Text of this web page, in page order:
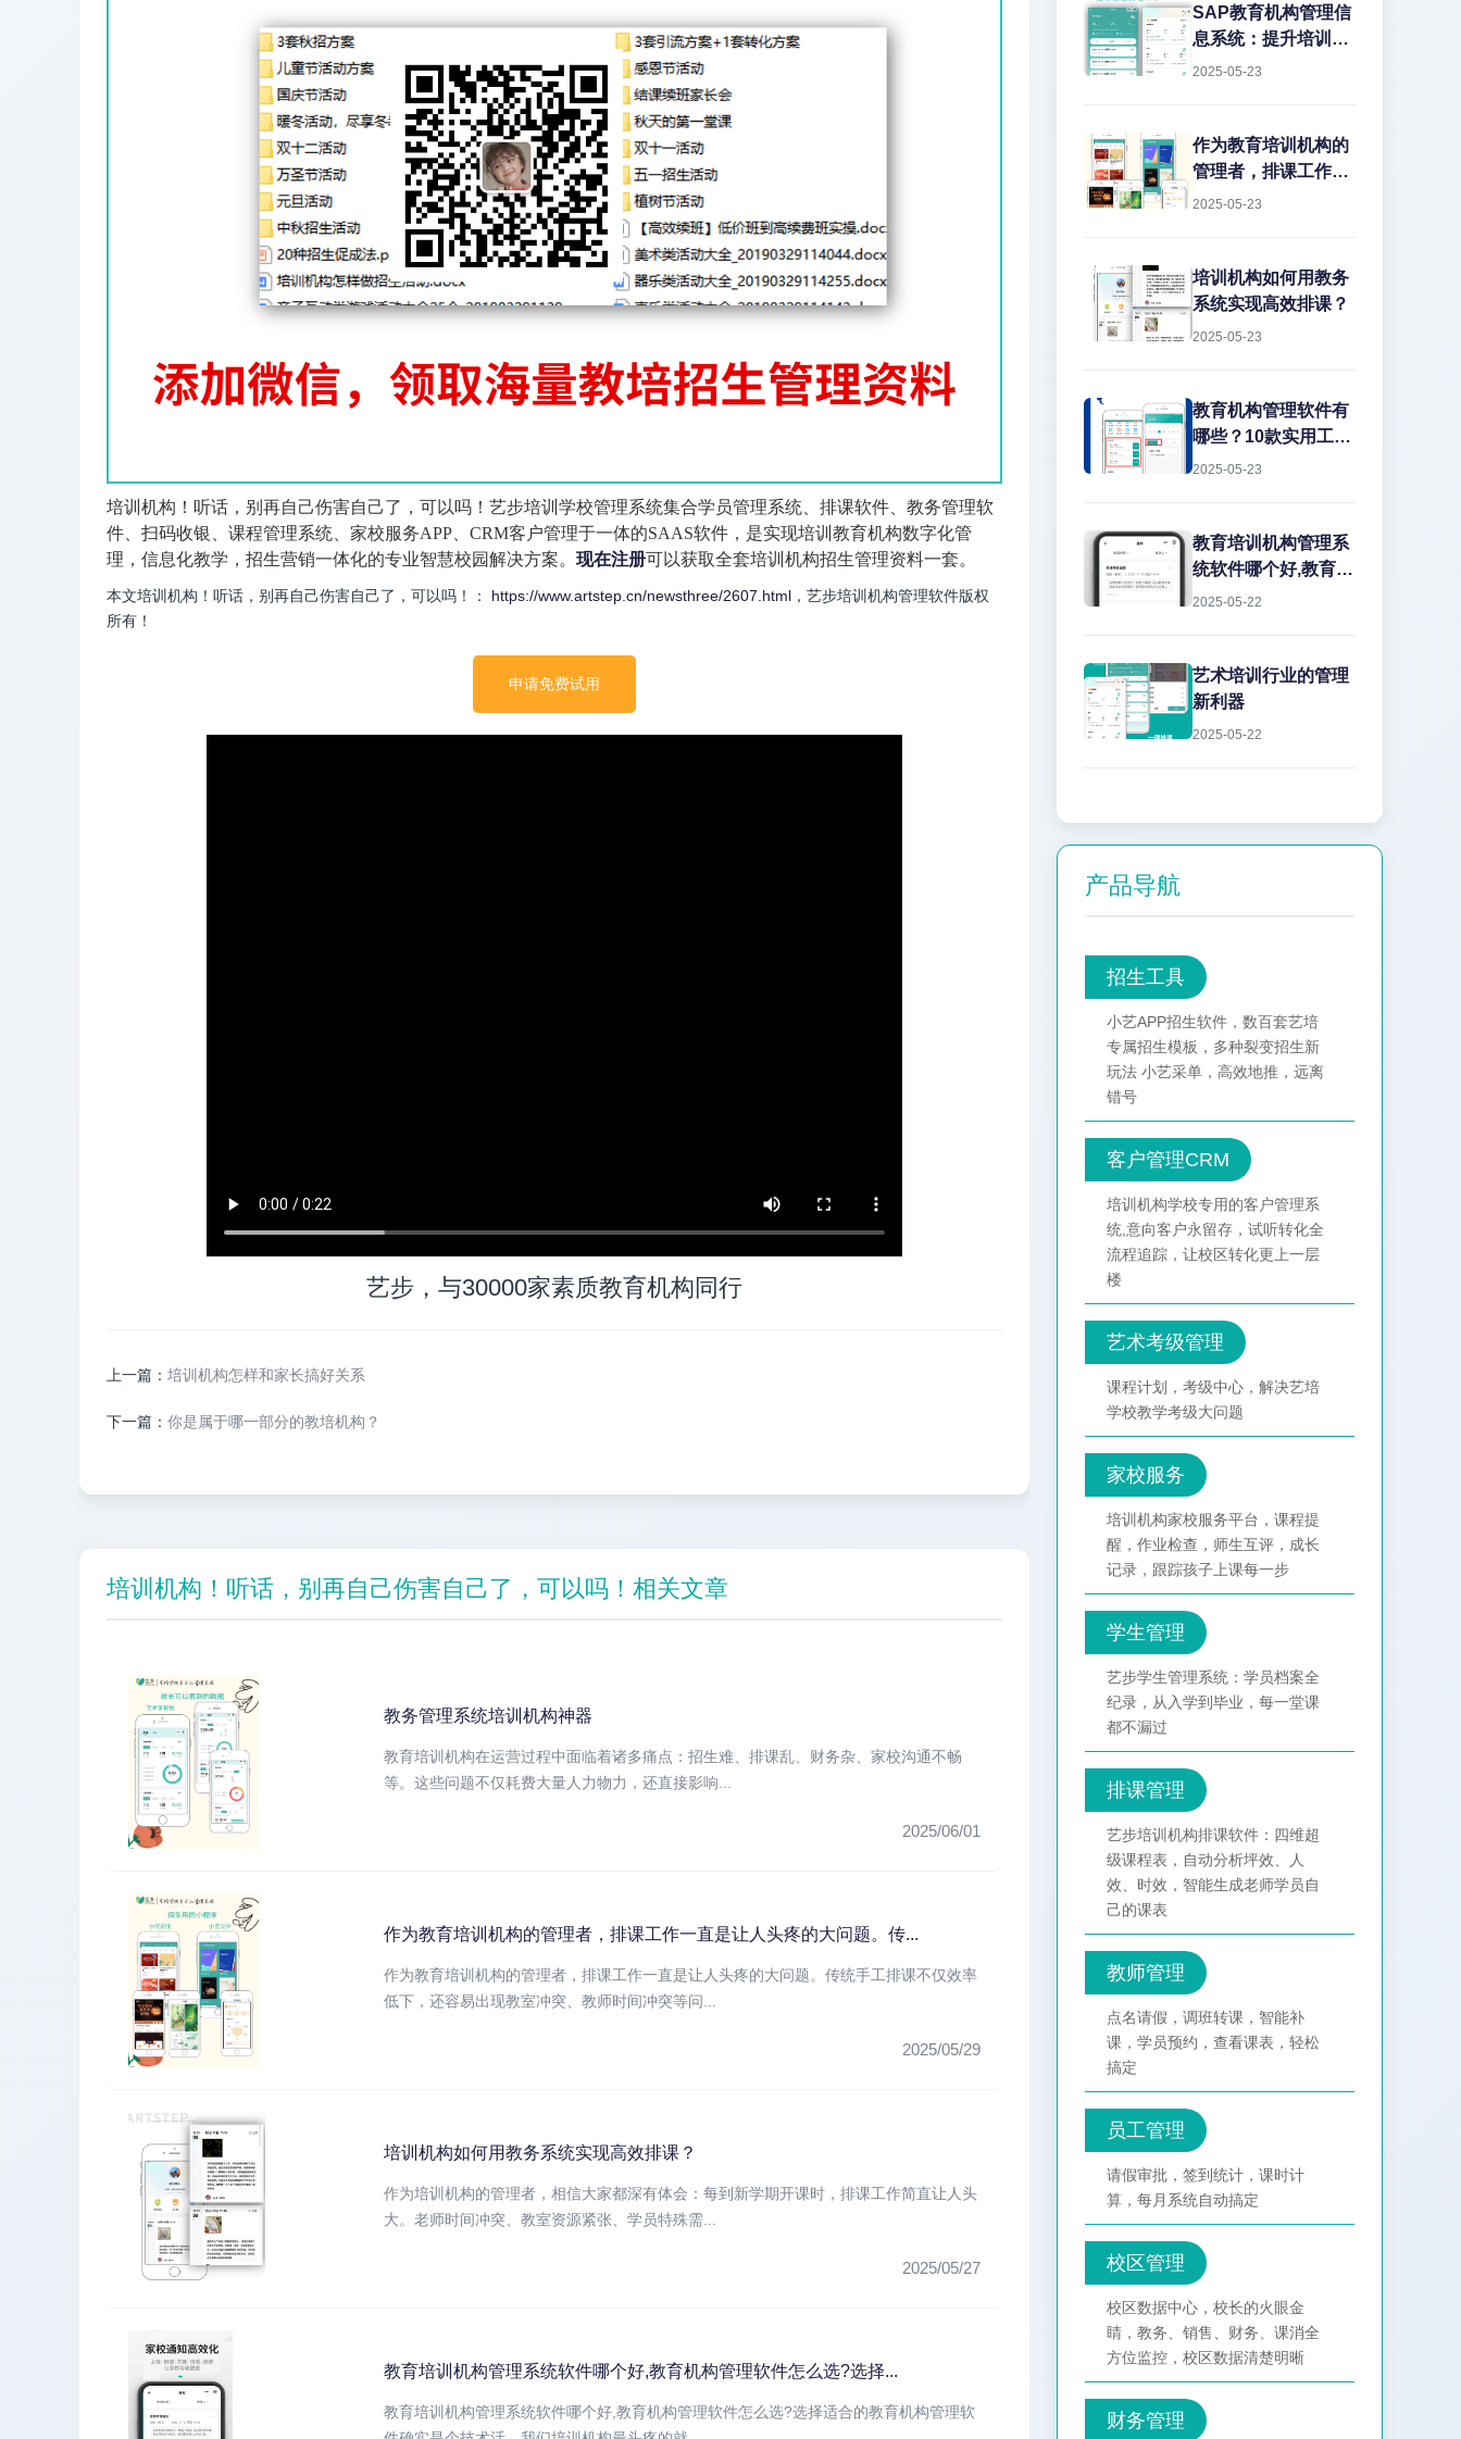
培训机构！听话，别再自己伤害自己了，可以吗！艺步培训学校管理系统集合学员管理系统、排课软件、教务管理软
件、扫码收银、课程管理系统、家校服务APP、CRM客户管理于一体的SAAS软件，是实现培训教育机构数字化管
理，信息化教学，招生营销一体化的专业智慧校园解决方案。 现在注册可以获取全套培训机构招生管理资料一套。
本文培训机构！听话，别再自己伤害自己了，可以吗！： https://www.artstep.cn/newsthree/2607.html ，艺步培训机构管理软件版权
所有！
申请免费试用
艺步，与30000家素质教育机构同行
上一篇： 培训机构怎样和家长搞好关系
下一篇： 你是属于哪一部分的教培机构？
培训机构！听话，别再自己伤害自己了，可以吗！相关文章
教务管理系统培训机构神器
教育培训机构在运营过程中面临着诸多痛点：招生难、排课乱、财务杂、家校沟通不畅
等。这些问题不仅耗费大量人力物力，还直接影响...
2025/06/01
作为教育培训机构的管理者，排课工作一直是让人头疼的大问题。传...
作为教育培训机构的管理者，排课工作一直是让人头疼的大问题。传统手工排课不仅效率
低下，还容易出现教室冲突、教师时间冲突等问...
2025/05/29
培训机构如何用教务系统实现高效排课？
作为培训机构的管理者，相信大家都深有体会：每到新学期开课时，排课工作简直让人头
大。老师时间冲突、教室资源紧张、学员特殊需...
2025/05/27
教育培训机构管理系统软件哪个好,教育机构管理软件怎么选?选择...
教育培训机构管理系统软件哪个好,教育机构管理软件怎么选?选择适合的教育机构管理软
务管理上栽跟头。排
课冲突、教室闲置、
教师超负荷...这些痛
结合实战经验，聊聊
如何用专业系统解决
SAP教育机构管理信
息系统：提升培训效
率的数字化解决方案
混乱、学员信息分
散、财务对账困难等
痛点。传统的人工管
SAP教育机构管理信
息系统正是为解决这
2025-05-23
作为教育培训机构的
管理者，排课工作一
直是让人头疼的大问
2025-05-23
培训机构如何用教务
系统实现高效排课？
2025-05-23
教育机构管理软件有
哪些？10款实用工具
推荐
2025-05-23
教育培训机构管理系
统软件哪个好,教育机
构管理软件怎么选?
2025-05-22
艺术培训行业的管理
新利器
2025-05-22
产品导航
招生工具
小艺APP招生软件，数百套艺培
专属招生模板，多种裂变招生新
玩法 小艺采单，高效地推，远离
错号
客户管理CRM
培训机构学校专用的客户管理系
统,意向客户永留存，试听转化全
流程追踪，让校区转化更上一层
楼
艺术考级管理
课程计划，考级中心，解决艺培
学校教学考级大问题
家校服务
培训机构家校服务平台，课程提
醒，作业检查，师生互评，成长
记录，跟踪孩子上课每一步
学生管理
艺步学生管理系统：学员档案全
纪录，从入学到毕业，每一堂课
都不漏过
排课管理
艺步培训机构排课软件：四维超
级课程表，自动分析坪效、人
效、时效，智能生成老师学员自
己的课表
教师管理
点名请假，调班转课，智能补
课，学员预约，查看课表，轻松
搞定
员工管理
请假审批，签到统计，课时计
算，每月系统自动搞定
校区管理
校区数据中心，校长的火眼金
睛，教务、销售、财务、课消全
方位监控，校区数据清楚明晰
财务管理